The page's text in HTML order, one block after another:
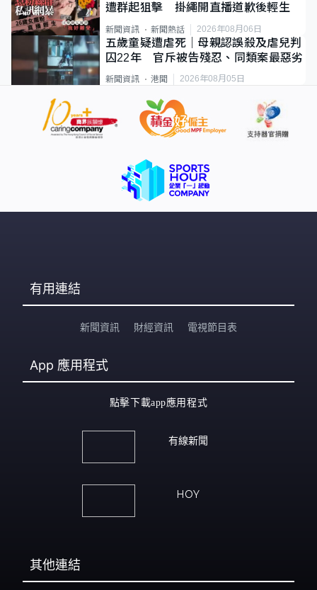
遭群起狙擊 掛繩開直播道歉後輕生
新聞資訊 新聞熱話 2026年08月06日
五歲童疑遭虐死｜母親認誤殺及虐兒判
囚22年 官斥被告殘忍、同類案最惡劣
新聞資訊 港聞 2026年08月05日
有用連結
新聞資訊 財經資訊 電視節目表
App 應用程式
點擊下載app應用程式
有線新聞
HOY
其他連結